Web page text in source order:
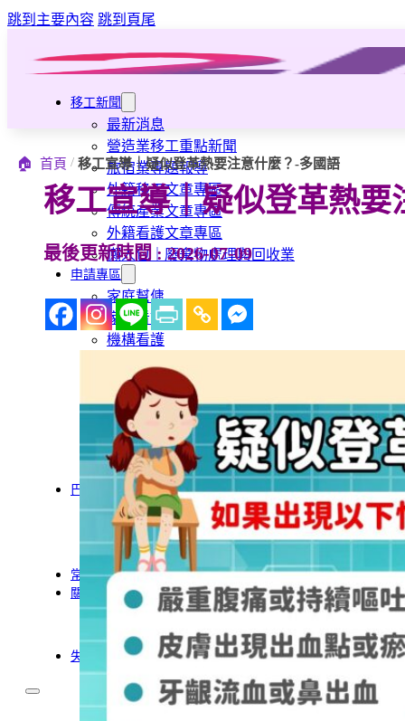
跳到主要內容 跳到頁尾
移工新聞
最新消息
營造業移工重點新聞
旅宿業專題報導
外籍移工文章專區
傳統產業文章專區
外籍看護文章專區
懶人包｜廢棄物處理與回收業
申請專區
家庭幫傭
家庭看護
機構看護
製造業移工
白領專業移工
農業移工
營造業移工
餐飲旅宿-實習生專區
巴氏量表
「3分鐘」巴氏量表評估
巴氏量表是什麼?
多元免評
常見問題
關於我們
案例分享
歷年評鑑成績
失聯協尋
🏠 首頁 / 移工宣導｜疑似登革熱要注意什麼？-多國語
移工宣導｜疑似登革熱要
最後更新時間 : 2026-07-09